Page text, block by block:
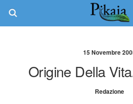
15 Novembre
Origine Della
Redazione